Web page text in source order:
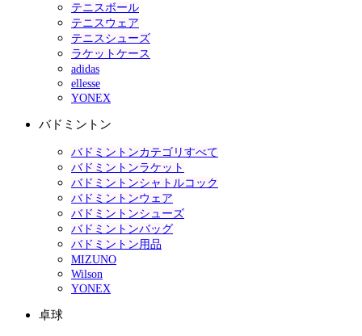
テニスボール
テニスウェア
テニスシューズ
ラケットケース
adidas
ellesse
YONEX
バドミントン
バドミントンカテゴリすべて
バドミントンラケット
バドミントンシャトルコック
バドミントンウェア
バドミントンシューズ
バドミントンバッグ
バドミントン用品
MIZUNO
Wilson
YONEX
卓球